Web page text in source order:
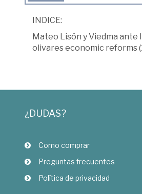
INDICE:
Mateo Lisón y Viedma ante
olivares economic reforms
¿DUDAS?
Como comprar
Preguntas frecuentes
Política de privacidad